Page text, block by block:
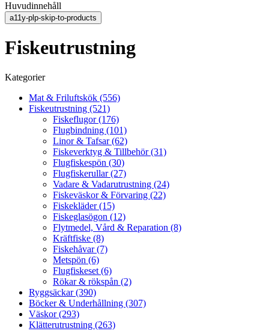
Huvudinnehåll
a11y-plp-skip-to-products
Fiskeutrustning
Kategorier
Mat & Friluftskök (556)
Fiskeutrustning (521)
Fiskeflugor (176)
Flugbindning (101)
Linor & Tafsar (62)
Fiskeverktyg & Tillbehör (31)
Flugfiskespön (30)
Flugfiskerullar (27)
Vadare & Vadarutrustning (24)
Fiskeväskor & Förvaring (22)
Fiskekläder (15)
Fiskeglasögon (12)
Flytmedel, Vård & Reparation (8)
Kräftfiske (8)
Fiskehåvar (7)
Metspön (6)
Flugfiskeset (6)
Rökar & rökspån (2)
Ryggsäckar (390)
Böcker & Underhållning (307)
Väskor (293)
Klätterutrustning (263)